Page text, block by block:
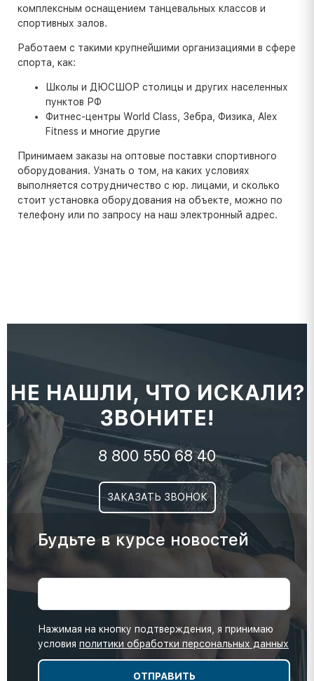
комплексным оснащением танцевальных классов и
спортивных залов.
Работаем с такими крупнейшими организациями в сфере
спорта, как:
Школы и ДЮСШОР столицы и других населенных
пунктов РФ
Фитнес-центры World Class, Зебра, Физика, Alex
Fitness и многие другие
Принимаем заказы на оптовые поставки спортивного
оборудования. Узнать о том, на каких условиях
выполняется сотрудничество с юр. лицами, и сколько
стоит установка оборудования на объекте, можно по
телефону или по запросу на наш электронный адрес.
НЕ НАШЛИ, ЧТО ИСКАЛИ?
ЗВОНИТЕ!
8 800 550 68 40
ЗАКАЗАТЬ ЗВОНОК
Будьте в курсе новостей
Нажимая на кнопку подтверждения, я принимаю
условия политики обработки персональных данных